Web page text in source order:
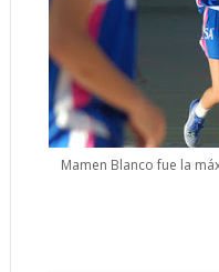
Mamen Blanco fue la